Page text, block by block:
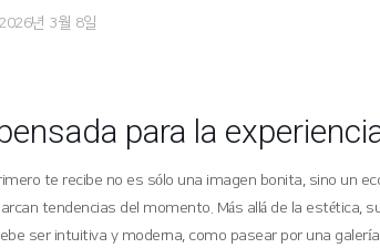
2026년 3월 8일
para la
te recibe no es sólo una imagen bonita, sino un
tendencias del momento. Más allá de la estética,
ser intuitiva y moderna, como pasear por una